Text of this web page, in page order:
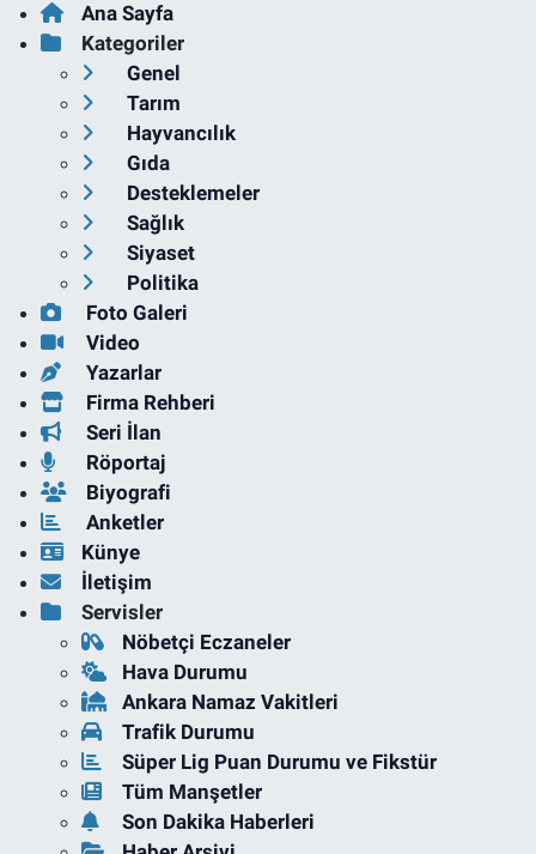
Ana Sayfa
Kategoriler
Genel
Tarım
Hayvancılık
Gıda
Desteklemeler
Sağlık
Siyaset
Politika
Foto Galeri
Video
Yazarlar
Firma Rehberi
Seri İlan
Röportaj
Biyografi
Anketler
Künye
İletişim
Servisler
Nöbetçi Eczaneler
Hava Durumu
Ankara Namaz Vakitleri
Trafik Durumu
Süper Lig Puan Durumu ve Fikstür
Tüm Manşetler
Son Dakika Haberleri